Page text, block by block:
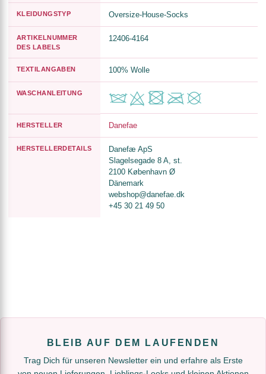
KLEIDUNGSTYP Oversize-House-Socks
ARTIKELNUMMER
DES LABELS
12406-4164
TEXTILANGABEN 100% Wolle
WASCHANLEITUNG
HERSTELLER Danefae
HERSTELLERDETAILS
Danefæ ApS
Slagelsegade 8 A, st.
2100 København Ø
Dänemark
webshop@danefae.dk
+45 30 21 49 50
BLEIB AUF DEM LAUFENDEN
Trag Dich für unseren Newsletter ein und erfahre als Erste